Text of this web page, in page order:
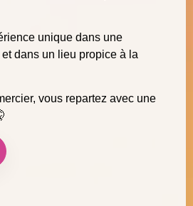
unique dans une
dans un lieu propice à la
vous repartez avec une